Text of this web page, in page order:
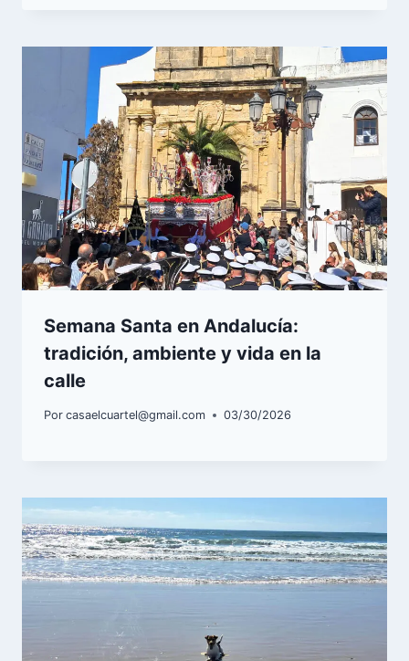
Semana Santa en Andalucía:
tradición, ambiente y vida en la
calle
Por casaelcuartel@gmail.com 03/30/2026